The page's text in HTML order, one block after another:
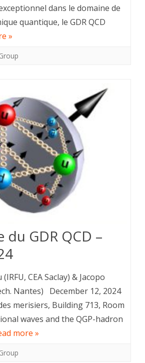
dans le domaine de
quantique, le GDR QCD
»
du GDR QCD –
CEA Saclay) & Jacopo
Nantes) December 12, 2024
merisiers, Building 713, Room
waves and the QGP-hadron
more »